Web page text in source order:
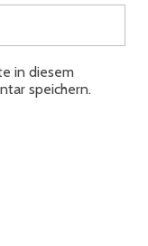
in diesem
speichern.